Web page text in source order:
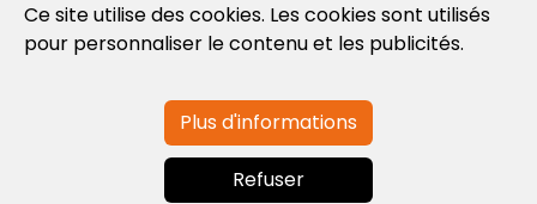
Conditions d'utilisation
Contactez-nous
info@globalagents.net
Ce site utilise des cookies. Les cookies sont utilisés
pour personnaliser le contenu et les publicités.
Plus d'informations
Refuser